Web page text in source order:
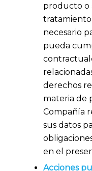
producto o
tratamiento
necesario
pueda
derechos
materia de
Compañía
sus datos
en el
Acciones